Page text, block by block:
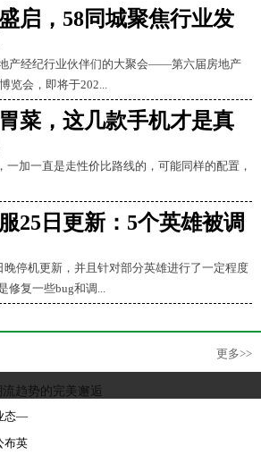
启，58同城聚焦行业发
产经纪行业伙伴们的大聚会——第六届房地产
览会，即将于202...
菜，这几款手机才是真
一加一直是走性价比路线的，可能同样的配置，
25日更新：5个英雄被调
晚停机更新，并且针对部分英雄进行了一定程度
复一些bug和调...
更多>>
态—
布英